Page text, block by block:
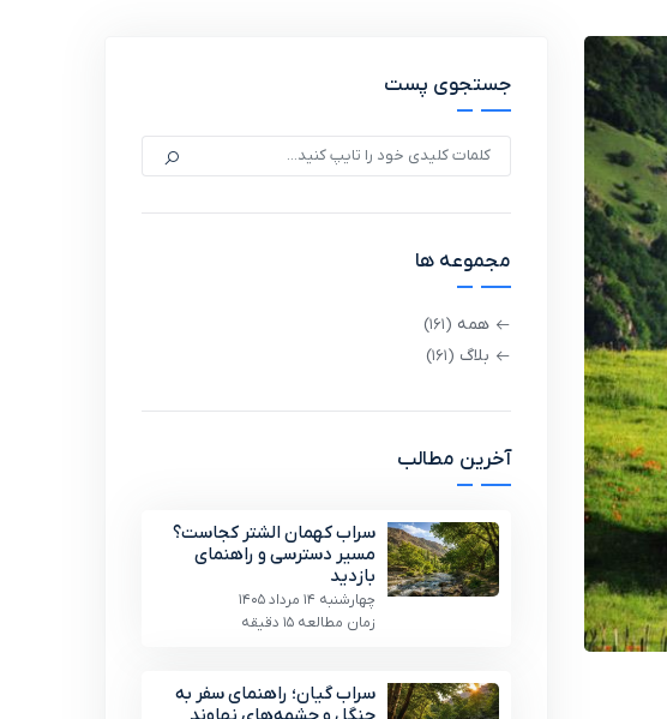
جستجوی پست
مجموعه ها
همه (161)
بلاگ (161)
آخرین مطالب
سراب کهمان الشتر کجاست؟
مسیر دسترسی و راهنمای
بازدید
چهارشنبه 14 مرداد 1405
زمان مطالعه 15 دقیقه
سراب گیان؛ راهنمای سفر به